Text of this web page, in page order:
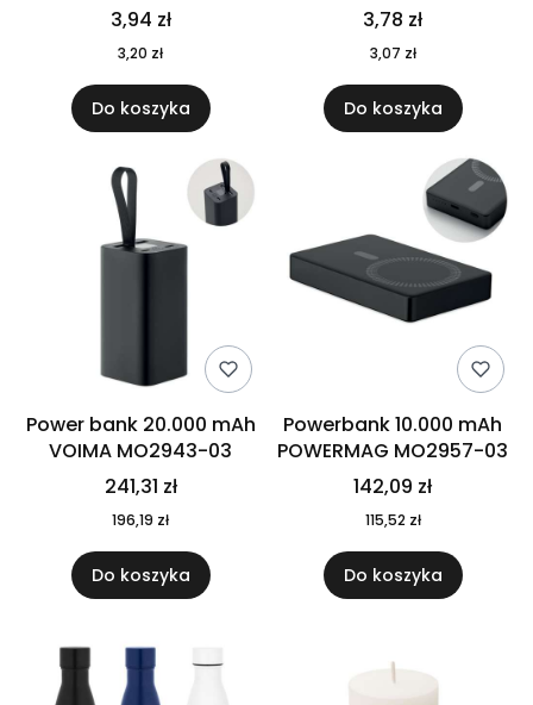
3,94 zł
3,20 zł
Do koszyka
3,78 zł
3,07 zł
Do koszyka
Power bank 20.000 mAh
VOIMA MO2943-03
241,31 zł
196,19 zł
Do koszyka
Powerbank 10.000 mAh
POWERMAG MO2957-03
142,09 zł
115,52 zł
Do koszyka